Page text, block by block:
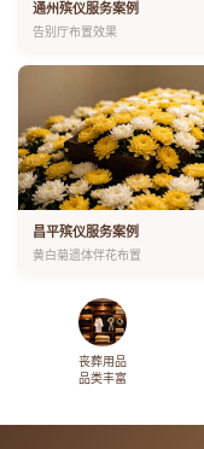
通州殡仪服务案例
告别厅布置效果
昌平殡仪服务案例
黄白菊遗体伴花布置
丧葬用品
品类丰富